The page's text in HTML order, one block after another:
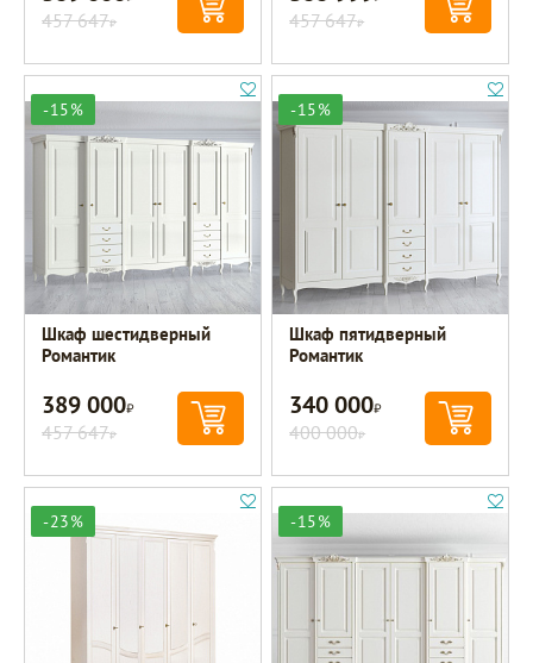
457 647Р 457 647Р
-15%
Шкаф шестидверный
Романтик
389 000Р
457 647Р
-15%
Шкаф пятидверный
Романтик
340 000Р
400 000Р
-23% -15%